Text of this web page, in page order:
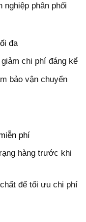
phân phối
đa
chi phí đáng kể
bảo vận chuyển
phí
hàng trước khi
để tối ưu chi phí